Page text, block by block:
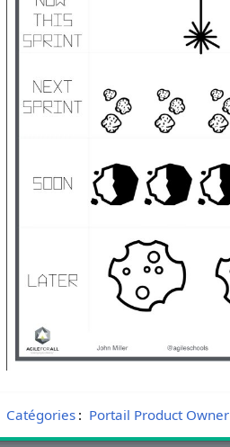
Catégories: Portail Product Owner